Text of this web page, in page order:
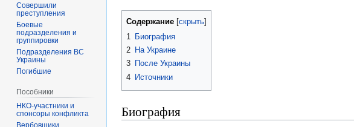
Содержание
1
Биография
2 На Украине
3 После Украины
4 Источники
Биография
Совершили
преступления
Боевые
подразделения и
группировки
Подразделения ВС
Украины
Погибшие
Пособники
спонсоры конфликта